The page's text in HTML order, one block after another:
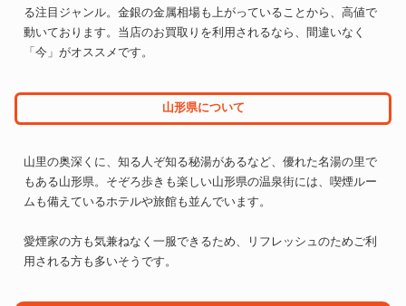
る注目ジャンル。金銀の金属相場も上がっていることから、高値で
動いております。当店のお買取りを利用されるなら、間違いなく
「今」がオススメです。
山形県について
山里の奥深くに、知る人ぞ知る秘湯があるなど、優れた名湯の里で
もある山形県。そぞろ歩きも楽しい山形県の温泉街には、喫煙ルー
ムも備えているホテルや旅館も並んでいます。
愛煙家の方も気兼ねなく一服できるため、リフレッシュのためご利
用される方も多いそうです。